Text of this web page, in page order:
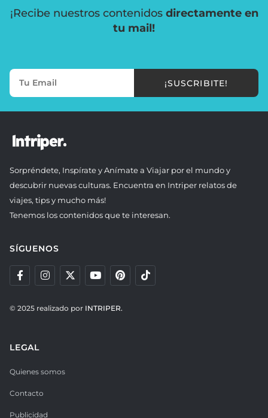
¡Recibe nuestros contenidos directamente en
tu mail!
¡SUSCRIBITE!
Sorpréndete, Inspírate y Anímate a Viajar por el mundo y
descubrir nuevas culturas. Encuentra en Intriper relatos de
viajes, tips y mucho más!
Tenemos los contenidos que te interesan.
SÍGUENOS
© 2025 realizado por INTRIPER.
LEGAL
Quienes somos
Contacto
Publicidad